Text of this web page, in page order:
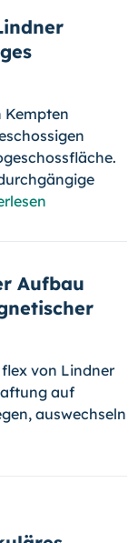
Kempten
Aufbau
von Lindner
auf
auswechseln